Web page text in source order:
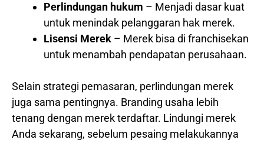
Perlindungan hukum – Menjadi dasar kuat
untuk menindak pelanggaran hak merek.
Lisensi Merek – Merek bisa di franchisekan
untuk menambah pendapatan perusahaan.
Selain strategi pemasaran, perlindungan merek
juga sama pentingnya. Branding usaha lebih
tenang dengan merek terdaftar. Lindungi merek
Anda sekarang, sebelum pesaing melakukannya